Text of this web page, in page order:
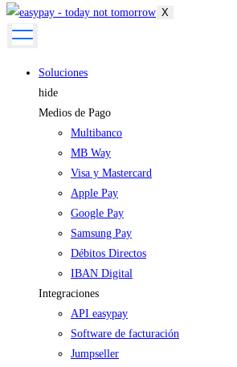
X
Soluciones
hide
Medios de Pago
Multibanco
MB Way
Visa y Mastercard
Apple Pay
Google Pay
Samsung Pay
Débitos Directos
IBAN Digital
Integraciones
API easypay
Software de facturación
Jumpseller